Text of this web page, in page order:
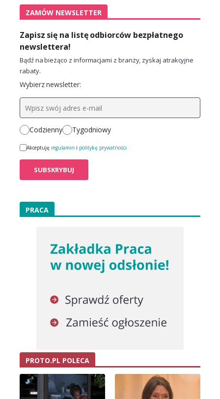
ZAMÓW NEWSLETTER
Zapisz się na listę odbiorców bezpłatnego
newslettera!
Bądź na bieżąco z informacjami z branży, zyskaj atrakcyjne
rabaty.
Wybierz newsletter:
Codzienny Tygodniowy
Akceptuję regulamin i politykę prywatności
PRACA
PROTO.PL POLECA